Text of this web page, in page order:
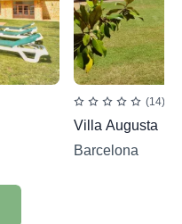
(14)
Villa Augusta
Barcelona